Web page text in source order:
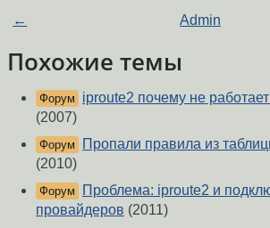
← Admin
Похожие темы
Форум
iproute2 почему не
(2007)
Форум
Пропали правила из
(2010)
Форум
Проблема: iproute2 и
провайдеров (2011)